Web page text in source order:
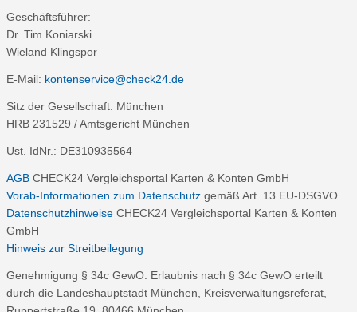
Geschäftsführer:
Dr. Tim Koniarski
Wieland Klingspor
E-Mail: kontenservice@check24.de
Sitz der Gesellschaft: München
HRB 231529 / Amtsgericht München
Ust. IdNr.: DE310935564
AGB CHECK24 Vergleichsportal Karten & Konten GmbH
Vorab-Informationen zum Datenschutz gemäß Art. 13 EU-DSGVO
Datenschutzhinweise CHECK24 Vergleichsportal Karten & Konten
GmbH
Hinweis zur Streitbeilegung
Genehmigung § 34c GewO: Erlaubnis nach § 34c GewO erteilt
durch die Landeshauptstadt München, Kreisverwaltungsreferat,